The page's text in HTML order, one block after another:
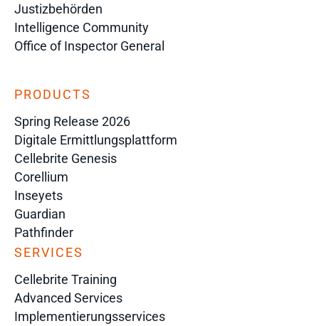
Justizbehörden
Intelligence Community
Office of Inspector General
PRODUCTS
Spring Release 2026
Digitale Ermittlungsplattform
Cellebrite Genesis
Corellium
Inseyets
Guardian
Pathfinder
SERVICES
Cellebrite Training
Advanced Services
Implementierungsservices